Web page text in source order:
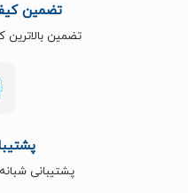
تضمین
تضمین
پشتیبانی